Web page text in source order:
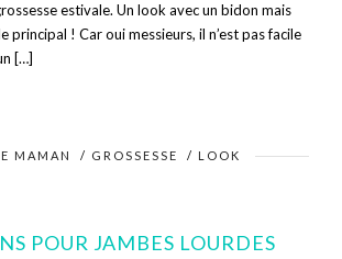
estivale. Un look avec un bidon mais
principal ! Car oui messieurs, il n’est pas facile
[…]
MAMAN / GROSSESSE / LOOK
POUR JAMBES LOURDES